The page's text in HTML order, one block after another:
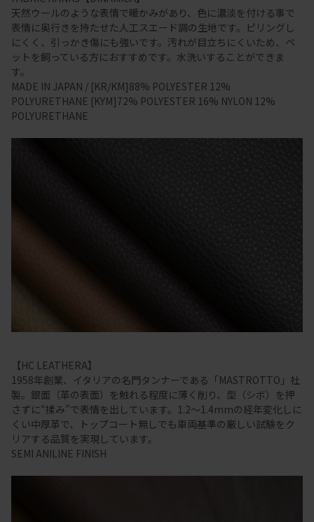
天然ウールのような表情で暖かみがあり、色に濃淡を付ける事で
表情に奥行きを持たせた人工スエード調の生地です。ピリングし
にくく、引っかき傷にも強いです。汚れが目立ちにくいため、ペ
ットを飼っている方におすすめです。水洗いすることができま
す。
MADE IN JAPAN / [KR/KM]88% POLYESTER 12%
POLYURETHANE [KYM]72% POLYESTER 16% NYLON 12%
POLYURETHANE
【HC LEATHERA】
1958年創業、イタリアの名門タンナーである「MASTROTTO」社
製。銀面（革の表面）を触れる程度に薄く削り、型（シボ）を押
さずに“揉み”で表情を出しています。1.2～1.4mmの経年変化しに
くい中厚革で、トップコート無しでも車両基準の厳しい試験をク
リアする品質を実現しています。
SEMI ANILINE FINISH